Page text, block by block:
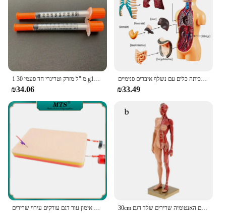
ensure they have the necessary supplies to meet the
demands of their patients. Whether you are a small
clinic or a large hospital, these sets are an essential
addition to your medical supplies, providing you
with the tools you need to deliver effective and safe
1 מ "ל מזרק וטרינרי חד פעמי 30 g13mm מזרק אינסולין סטרילי עבור חיות מחמד חיות מחמד כובע כתום פלסטיק מתקן נוזלי
₪34.06
אדם טורסו גוף דגם האנטומיה אנטומיים רפואי בכיתה כלים עם נשלף איברים פנימיים
₪33.49
רב תכליתי דם-החזרת וריד מודל אימון הזרקת מודול לנקב אימון עור דגם עורקים עירוי שרירים 30cm שרף אדם האנטומיה שרירים שלד דגם Dropshipping